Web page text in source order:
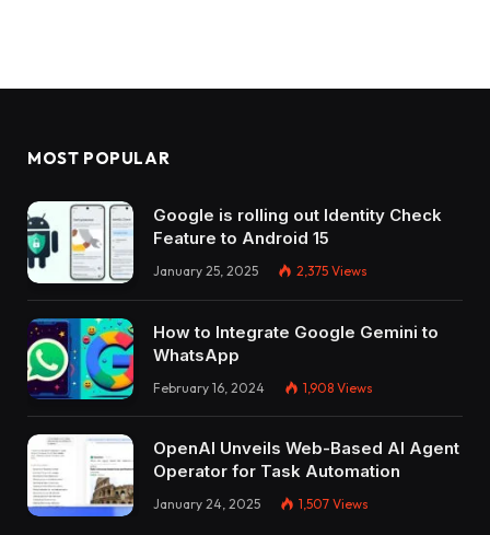
MOST POPULAR
Google is rolling out Identity Check
Feature to Android 15
January 25, 2025 2,375 Views
How to Integrate Google Gemini to
WhatsApp
February 16, 2024 1,908 Views
OpenAI Unveils Web-Based AI Agent
Operator for Task Automation
January 24, 2025 1,507 Views